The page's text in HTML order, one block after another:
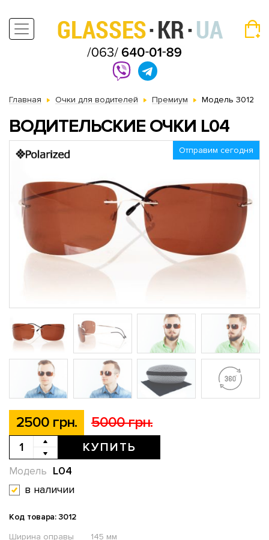
Главная Очки для водителей Премиум Модель 3012
ВОДИТЕЛЬСКИЕ ОЧКИ L04
Отправим сегодня
2500 грн. 5000 грн.
КУПИТЬ
L04
Модель
в наличии
Код товара: 3012
Ширина оправы
145 мм